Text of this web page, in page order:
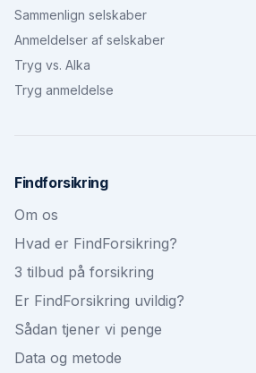
Sammenlign selskaber
Anmeldelser af selskaber
Tryg vs. Alka
Tryg anmeldelse
Findforsikring
Om os
Hvad er FindForsikring?
3 tilbud på forsikring
Er FindForsikring uvildig?
Sådan tjener vi penge
Data og metode